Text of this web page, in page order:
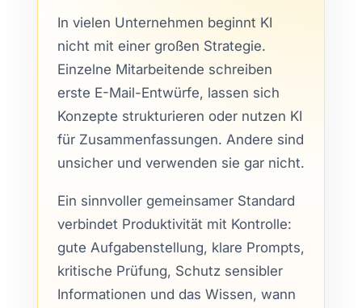
In vielen Unternehmen beginnt KI
nicht mit einer großen Strategie.
Einzelne Mitarbeitende schreiben
erste E-Mail-Entwürfe, lassen sich
Konzepte strukturieren oder nutzen KI
für Zusammenfassungen. Andere sind
unsicher und verwenden sie gar nicht.
Ein sinnvoller gemeinsamer Standard
verbindet Produktivität mit Kontrolle:
gute Aufgabenstellung, klare Prompts,
kritische Prüfung, Schutz sensibler
Informationen und das Wissen, wann